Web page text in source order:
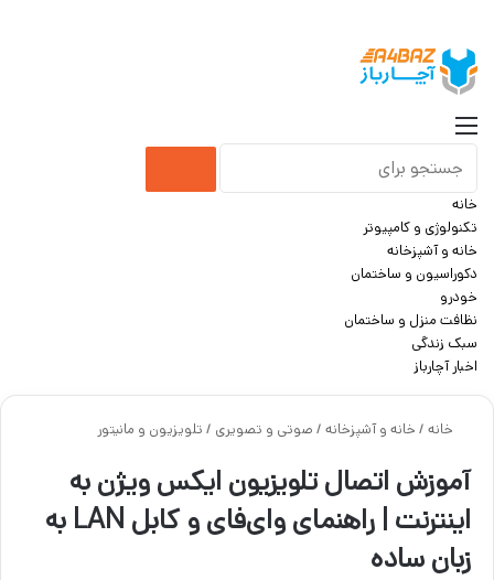
منو
جستجو
خانه
تکنولوژی و کامپیوتر
خانه و آشپزخانه
دکوراسیون و ساختمان
خودرو
نظافت منزل و ساختمان
سبک زندگی
اخبار آچارباز
خانه / خانه و آشپزخانه / صوتی و تصویری / تلویزیون و مانیتور
آموزش اتصال تلویزیون ایکس ویژن به
اینترنت | راهنمای وای‌فای و کابل LAN به
زبان ساده